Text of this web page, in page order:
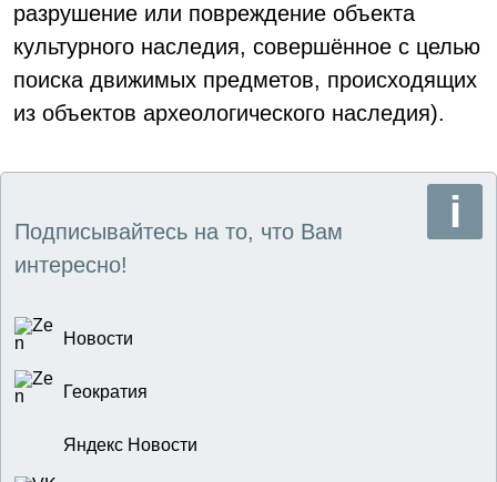
разрушение или повреждение объекта
культурного наследия, совершённое с целью
поиска движимых предметов, происходящих
из объектов археологического наследия).
Подписывайтесь на то, что Вам
интересно!
Новости
Геократия
Яндекс Новости